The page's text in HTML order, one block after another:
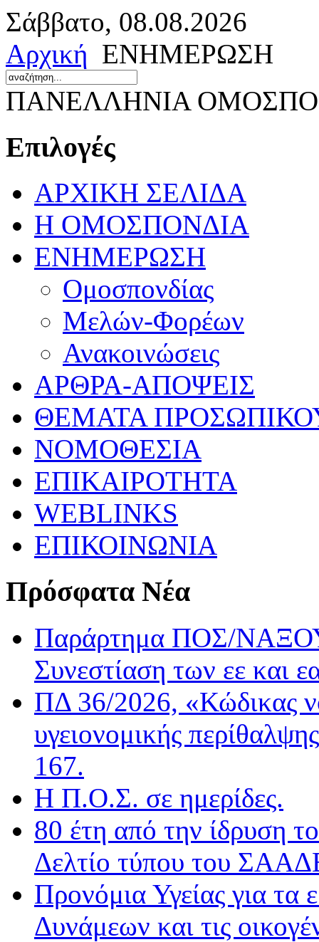
Σάββατο, 08.08.2026
Αρχική ΕΝΗΜΕΡΩΣΗ
ΠΑΝΕΛΛΗΝΙΑ
Επιλογές
ΑΡΧΙΚΗ ΣΕΛΙΔΑ
Η ΟΜΟΣΠΟΝΔΙΑ
ΕΝΗΜΕΡΩΣΗ
Ομοσπονδίας
Μελών-Φορέων
Ανακοινώσεις
ΑΡΘΡΑ-ΑΠΟΨΕΙΣ
ΘΕΜΑΤΑ
ΝΟΜΟΘΕΣΙΑ
ΕΠΙΚΑΙΡΟΤΗΤΑ
WEBLINKS
ΕΠΙΚΟΙΝΩΝΙΑ
Πρόσφατα Νέα
Παράρτημα ΠΟΣ/
Συνεστίαση των εε και
ΠΔ 36/2026, «Κώδικας
υγειονομικής
167.
Η Π.Ο.Σ. σε ημερίδες.
80 έτη από την ίδρυση
Δελτίο τύπου του
Προνόμια Υγείας για
Δυνάμεων και τις